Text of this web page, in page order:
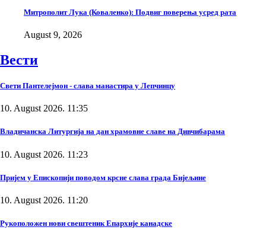
Митрополит Лука (Коваленко): Подвиг поверења усред рата
August 9, 2026
Вести
Свети Пантелејмон - слава манастира у Лепчинцу
10. August 2026. 11:35
Владичанска Литургија на дан храмовне славе на Дивчибарама
10. August 2026. 11:23
Пријем у Епископији поводом крсне слава града Бијељине
10. August 2026. 11:20
Рукоположен нови свештеник Епархије канадске